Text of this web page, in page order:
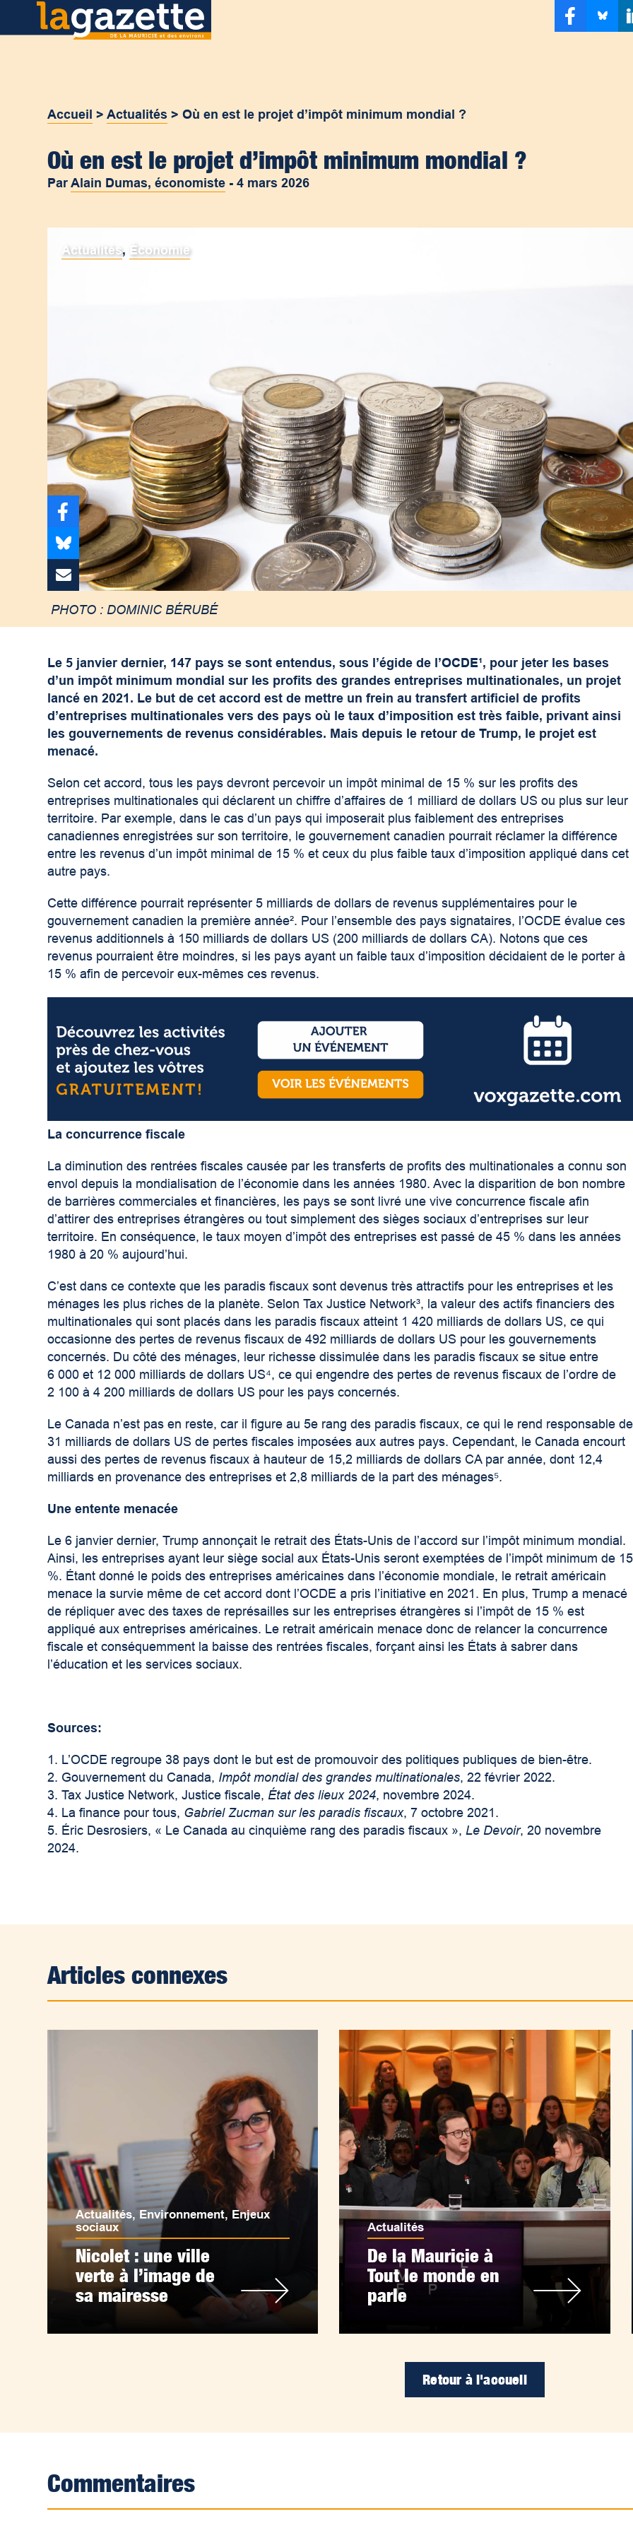
Accueil >Actualités >Où en est le projet d’impôt minimum mondial ?
Où en est le projet d’impôt minimum mondial ?
ParAlain Dumas, économiste -4 mars 2026
Actualités, Économie
PHOTO : DOMINIC BÉRUBÉ
Le 5 janvier dernier, 147 pays se sont entendus, sous l’égide de l’OCDE¹, pour jeter les bases
d’un impôt minimum mondial sur les profits des grandes entreprises multinationales, un projet
lancé en 2021. Le but de cet accord est de mettre un frein au transfert artificiel de profits
d’entreprises multinationales vers des pays où le taux d’imposition est très faible, privant ainsi
les gouvernements de revenus considérables. Mais depuis le retour de Trump, le projet est
menacé.
Selon cet accord, tous les pays devront percevoir un impôt minimal de 15 % sur les profits des
entreprises multinationales qui déclarent un chiffre d’affaires de 1 milliard de dollars US ou plus sur leur
territoire. Par exemple, dans le cas d’un pays qui imposerait plus faiblement des entreprises
canadiennes enregistrées sur son territoire, le gouvernement canadien pourrait réclamer la différence
entre les revenus d’un impôt minimal de 15 % et ceux du plus faible taux d’imposition appliqué dans cet
autre pays.
Cette différence pourrait représenter 5 milliards de dollars de revenus supplémentaires pour le
gouvernement canadien la première année². Pour l’ensemble des pays signataires, l’OCDE évalue ces
revenus additionnels à 150 milliards de dollars US (200 milliards de dollars CA). Notons que ces
revenus pourraient être moindres, si les pays ayant un faible taux d’imposition décidaient de le porter à
15 % afin de percevoir eux-mêmes ces revenus.
La concurrence fiscale
La diminution des rentrées fiscales causée par les transferts de profits des multinationales a connu son
envol depuis la mondialisation de l’économie dans les années 1980. Avec la disparition de bon nombre
de barrières commerciales et financières, les pays se sont livré une vive concurrence fiscale afin
d’attirer des entreprises étrangères ou tout simplement des sièges sociaux d’entreprises sur leur
territoire. En conséquence, le taux moyen d’impôt des entreprises est passé de 45 % dans les années
1980 à 20 % aujourd’hui.
C’est dans ce contexte que les paradis fiscaux sont devenus très attractifs pour les entreprises et les
ménages les plus riches de la planète. Selon Tax Justice Network³, la valeur des actifs financiers des
multinationales qui sont placés dans les paradis fiscaux atteint 1 420 milliards de dollars US, ce qui
occasionne des pertes de revenus fiscaux de 492 milliards de dollars US pour les gouvernements
concernés. Du côté des ménages, leur richesse dissimulée dans les paradis fiscaux se situe entre
6 000 et 12 000 milliards de dollars US⁴, ce qui engendre des pertes de revenus fiscaux de l’ordre de
2 100 à 4 200 milliards de dollars US pour les pays concernés.
Le Canada n’est pas en reste, car il figure au 5e rang des paradis fiscaux, ce qui le rend responsable de
31 milliards de dollars US de pertes fiscales imposées aux autres pays. Cependant, le Canada encourt
aussi des pertes de revenus fiscaux à hauteur de 15,2 milliards de dollars CA par année, dont 12,4
milliards en provenance des entreprises et 2,8 milliards de la part des ménages⁵.
Une entente menacée
Le 6 janvier dernier, Trump annonçait le retrait des États-Unis de l’accord sur l’impôt minimum mondial.
Ainsi, les entreprises ayant leur siège social aux États-Unis seront exemptées de l’impôt minimum de 15
%. Étant donné le poids des entreprises américaines dans l’économie mondiale, le retrait américain
menace la survie même de cet accord dont l’OCDE a pris l’initiative en 2021. En plus, Trump a menacé
de répliquer avec des taxes de représailles sur les entreprises étrangères si l’impôt de 15 % est
appliqué aux entreprises américaines. Le retrait américain menace donc de relancer la concurrence
fiscale et conséquemment la baisse des rentrées fiscales, forçant ainsi les États à sabrer dans
l’éducation et les services sociaux.
Sources:
L’OCDE regroupe 38 pays dont le but est de promouvoir des politiques publiques de bien-être.
Gouvernement du Canada, Impôt mondial des grandes multinationales, 22 février 2022.
Tax Justice Network, Justice fiscale, État des lieux 2024, novembre 2024.
La finance pour tous, Gabriel Zucman sur les paradis fiscaux, 7 octobre 2021.
Éric Desrosiers, « Le Canada au cinquième rang des paradis fiscaux »,Le Devoir, 20 novembre
2024.
Articles connexes
Actualités, Environnement, Enjeux
sociaux
Nicolet : une ville
verte à l’image de
sa mairesse
Actualités
De la Mauricie à
Tout le monde en
parle
Retour à l'accueil
Commentaires